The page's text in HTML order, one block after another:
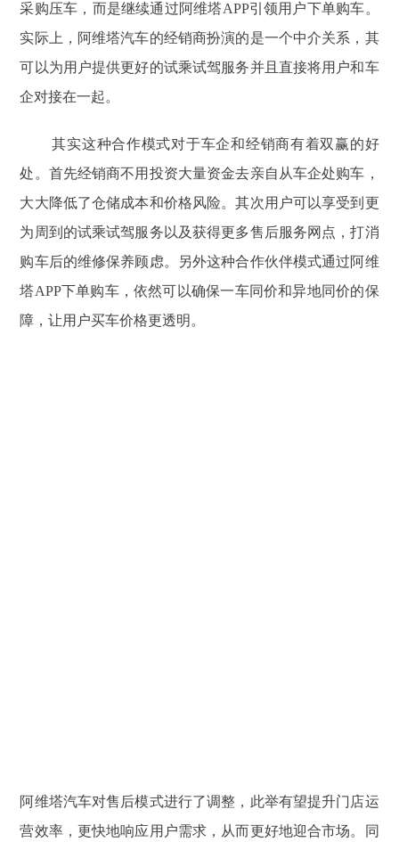
采购压车，而是继续通过阿维塔APP引领用户下单购车。
实际上，阿维塔汽车的经销商扮演的是一个中介关系，其
可以为用户提供更好的试乘试驾服务并且直接将用户和车
企对接在一起。
其实这种合作模式对于车企和经销商有着双赢的好
处。首先经销商不用投资大量资金去亲自从车企处购车，
大大降低了仓储成本和价格风险。其次用户可以享受到更
为周到的试乘试驾服务以及获得更多售后服务网点，打消
购车后的维修保养顾虑。另外这种合作伙伴模式通过阿维
塔APP下单购车，依然可以确保一车同价和异地同价的保
障，让用户买车价格更透明。
阿维塔汽车对售后模式进行了调整，此举有望提升门店运
营效率，更快地响应用户需求，从而更好地迎合市场。同